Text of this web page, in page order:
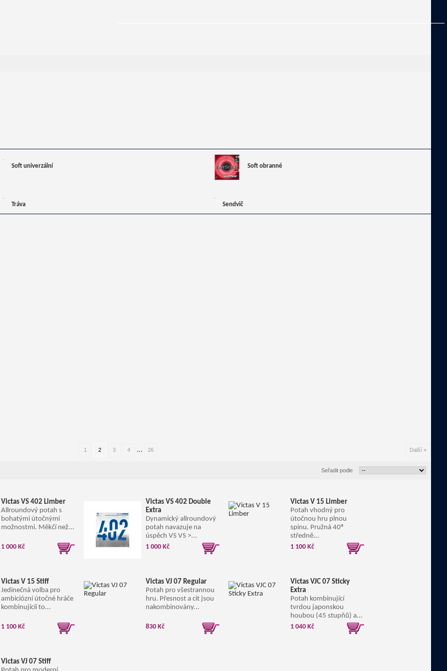
Soft univerzální Soft obranné
Tráva Sendvič
1 2 3 4 ... 26 Další »
Seřadit podle
Victas VS 402 Limber
Allroundový potah s
bohatými útočnými
možnostmi. Měkčí než...
1 000 Kč
Victas VS 402 Double
Extra
Dynamický allroundový
potah navazuje na
úspěch VS VS >...
1 000 Kč
Victas V 15 Limber
Potah vhodný pro
útočnou hru plnou
spinu. Pružná 40®
středně...
1 100 Kč
Victas V 15 Stiff
Jedinečná volba pro
ambiciózní útočné hráče
kombinujícíí to...
1 100 Kč
Victas VJ 07 Regular
Potah pro všestrannou
hru. Přesnost a cit jsou
nakombinovány...
830 Kč
Victas VJC 07 Sticky
Extra
Potah kombinující
tvrdou japonskou
houbou (45 stupňů) a...
1 040 Kč
Victas VJ 07 Stiff